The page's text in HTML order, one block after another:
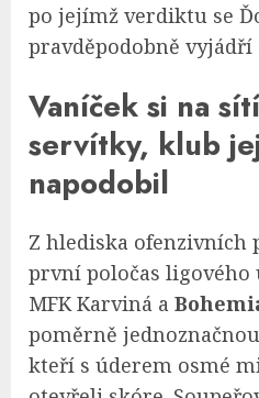
po jejímž verdiktu se
pravděpodobně vyjádří
Vaníček si na
servítky, klub
napodobil
Z hlediska
první poločas
MFK Karviná a
poměrně
kteří s úderem osmé